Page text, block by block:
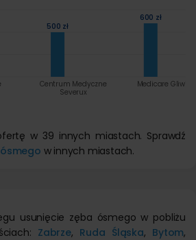
500 zł
600 zł
Centrum Medyczne
Severux
Medicare Gliwice
w 39 innych miastach. Sprawdź
w innych miastach.
usunięcie zęba ósmego w pobliżu
Zabrze, Ruda Śląska, Bytom,